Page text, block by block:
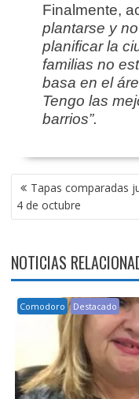
Finalmente,
plantarse y
planificar la
familias no
basa en el
Tengo las
barrios”.
NAVEGACIÓN
DE
ENTRADAS
Tapas comparadas
4 de octubre
NOTICIAS
Comodoro Destacado